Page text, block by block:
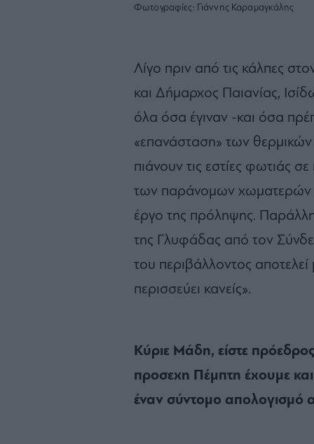
Φωτογραφίες: Γιάννης Καραμαγκάλης
Λίγο πριν από τις κάλπες
και Δήμαρχος Παιανίας,
όλα όσα έγιναν -και όσα
«επανάσταση» των
πιάνουν τις εστίες φωτιάς
των παράνομων χωματερών
έργο της πρόληψης.
της Γλυφάδας από τον
του περιβάλλοντος
περισσεύει κανείς».
Κύριε Μάδη, είστε
προσεχη Πέμπτη έχουμε και
έναν σύντομο απολογισμό